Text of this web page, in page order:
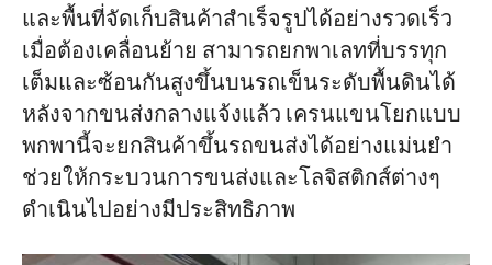
และพื้นที่จัดเก็บสินค้าสำเร็จรูปได้อย่างรวดเร็ว
เมื่อต้องเคลื่อนย้าย สามารถยกพาเลทที่บรรทุก
เต็มและซ้อนกันสูงขึ้นบนรถเข็นระดับพื้นดินได้
หลังจากขนส่งกลางแจ้งแล้ว เครนแขนโยกแบบ
พกพานี้จะยกสินค้าขึ้นรถขนส่งได้อย่างแม่นยำ
ช่วยให้กระบวนการขนส่งและโลจิสติกส์ต่างๆ
ดำเนินไปอย่างมีประสิทธิภาพ